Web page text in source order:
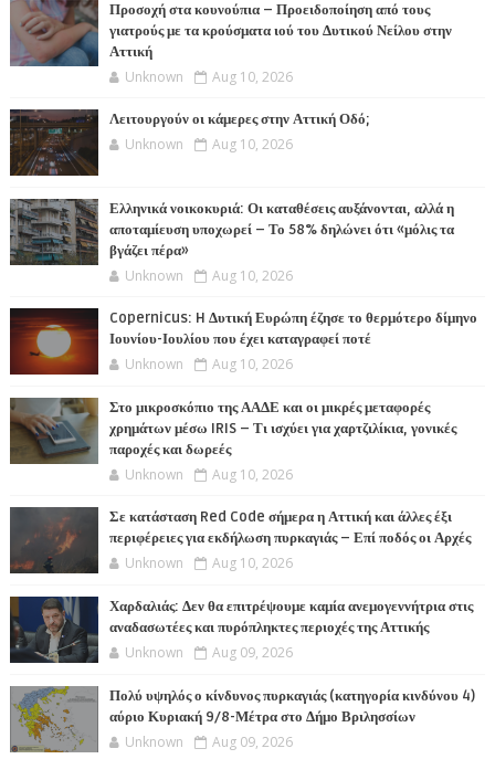
Προσοχή στα κουνούπια – Προειδοποίηση από τους
γιατρούς με τα κρούσματα ιού του Δυτικού Νείλου στην
Αττική
Unknown Aug 10, 2026
Λειτουργούν οι κάμερες στην Αττική Οδό;
Unknown Aug 10, 2026
Ελληνικά νοικοκυριά: Οι καταθέσεις αυξάνονται, αλλά η
αποταμίευση υποχωρεί – Το 58% δηλώνει ότι «μόλις τα
βγάζει πέρα»
Unknown Aug 10, 2026
Copernicus: H Δυτική Ευρώπη έζησε το θερμότερο δίμηνο
Ιουνίου-Ιουλίου που έχει καταγραφεί ποτέ
Unknown Aug 10, 2026
Στο μικροσκόπιο της ΑΑΔΕ και οι μικρές μεταφορές
χρημάτων μέσω IRIS – Τι ισχύει για χαρτζιλίκια, γονικές
παροχές και δωρεές
Unknown Aug 10, 2026
Σε κατάσταση Red Code σήμερα η Αττική και άλλες έξι
περιφέρειες για εκδήλωση πυρκαγιάς – Επί ποδός οι Αρχές
Unknown Aug 10, 2026
Χαρδαλιάς: Δεν θα επιτρέψουμε καμία ανεμογεννήτρια στις
αναδασωτέες και πυρόπληκτες περιοχές της Αττικής
Unknown Aug 09, 2026
Πολύ υψηλός ο κίνδυνος πυρκαγιάς (κατηγορία κινδύνου 4)
αύριο Κυριακή 9/8-Μέτρα στο Δήμο Βριλησσίων
Unknown Aug 09, 2026